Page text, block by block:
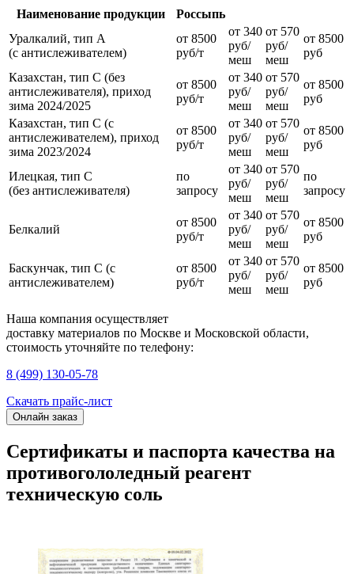
Наименование продукции Россыпь
Уралкалий, тип А
(с антислеживателем)
от 8500
руб/т
от 340
руб/
меш
от 570
руб/
меш
от 8500
руб
Казахстан, тип С (без
антислеживателя), приход
зима 2024/2025
от 8500
руб/т
от 340
руб/
меш
от 570
руб/
меш
от 8500
руб
Казахстан, тип С (с
антислеживателем), приход
зима 2023/2024
от 8500
руб/т
от 340
руб/
меш
от 570
руб/
меш
от 8500
руб
Илецкая, тип С
(без антислеживателя)
по
запросу
от 340
руб/
меш
от 570
руб/
меш
по
запросу
Белкалий
от 8500
руб/т
от 340
руб/
меш
от 570
руб/
меш
от 8500
руб
Баскунчак, тип С (с
антислеживателем)
от 8500
руб/т
от 340
руб/
меш
от 570
руб/
меш
от 8500
руб
Наша компания осуществляет
доставку материалов по Москве и Московской области,
стоимость уточняйте по телефону:
8 (499) 130-05-78
Скачать прайс-лист
Онлайн заказ
Сертификаты и паспорта качества на
противогололедный реагент
техническую соль